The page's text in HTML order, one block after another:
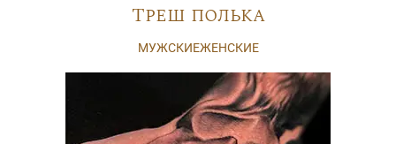
Треш полька
МУЖСКИЕЖЕНСКИЕ